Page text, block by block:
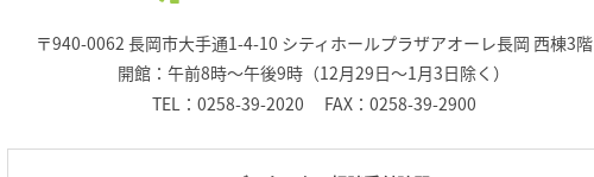
〒940-0062 長岡市大手通1-4-10 シティホールプラザアオーレ長岡 西棟3階
開館：午前8時～午後9時（12月29日～1月3日除く）
TEL： 0258-39-2020 FAX：0258-39-2900